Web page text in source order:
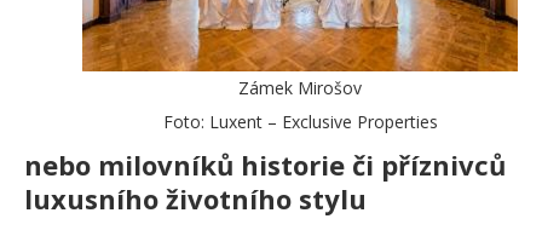
Zámek Mirošov
Foto: Luxent – Exclusive Properties
nebo milovníků historie či příznivců
luxusního životního stylu